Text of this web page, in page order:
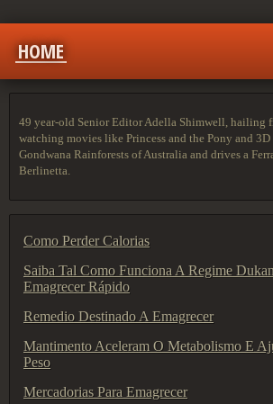
HOME
49 year-old Senior Editor Adella Shimwell, hailing
watching movies like Princess and the Pony and
Gondwana Rainforests of Australia and drives a
Berlinetta.
Como Perder Calorias
Saiba Tal Como Funciona A Regime
Emagrecer Rápido
Remedio Destinado A Emagrecer
Mantimento Aceleram O Metabolismo E
Peso
Mercadorias Para Emagrecer